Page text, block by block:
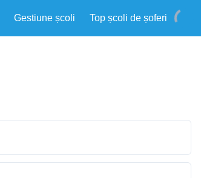
Gestiune școli Top școli de șoferi